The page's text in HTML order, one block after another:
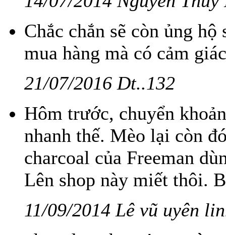
Chắc chắn sẽ còn ủng
mua hàng mà có cảm
21/07/2016 Dt..132
Hôm trước, chuyển
nhanh thế. Mèo lại còn
charcoal của Freeman
Lên shop này miết thôi.
11/09/2014 Lê vũ uyên